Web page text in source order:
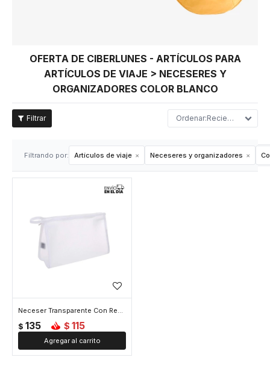
OFERTA DE CIBERLUNES - ARTÍCULOS PARA
ARTÍCULOS DE VIAJE > NECESERES Y
ORGANIZADORES COLOR BLANCO
Recientes
Filtrando por: Artículos de viaje Neceseres y organizadores
Neceser Transparente Con Red - Blanco
$ 135 $ 115